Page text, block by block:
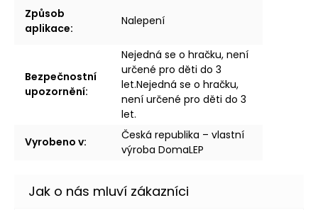
Způsob
aplikace:
Nalepení
Bezpečnostní
upozornění:
Nejedná se o hračku, není
určené pro děti do 3
let.Nejedná se o hračku,
není určené pro děti do 3
let.
Vyrobeno v:
Česká republika – vlastní
výroba DomaLEP